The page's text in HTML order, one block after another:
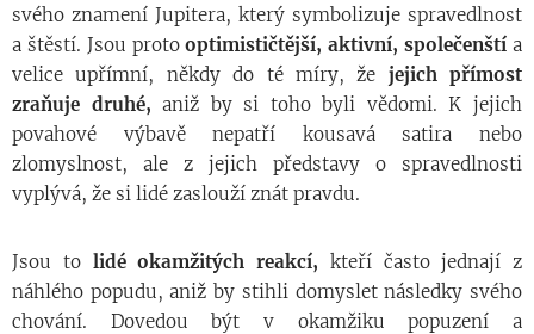
svého znamení Jupitera, který symbolizuje spravedlnost
a štěstí. Jsou protooptimističtější, aktivní, společenštía
velice upřímní, někdy do té míry, že jejich přímost
zraňuje druhé, aniž by si toho byli vědomi. K jejich
povahové výbavě nepatří kousavá satira nebo
zlomyslnost, ale z jejich představy o spravedlnosti
vyplývá, že si lidé zaslouží znát pravdu.
Jsou to lidé okamžitých reakcí, kteří často jednají z
náhlého popudu, aniž by stihli domyslet následky svého
chování. Dovedou být v okamžiku popuzení a